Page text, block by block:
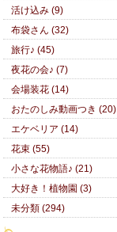
活け込み (9)
布袋さん (32)
旅行♪ (45)
夜花の会♪ (7)
会場装花 (14)
おたのしみ動画つき (20)
エケベリア (14)
花束 (55)
小さな花物語♪ (21)
大好き！植物園 (3)
未分類 (294)